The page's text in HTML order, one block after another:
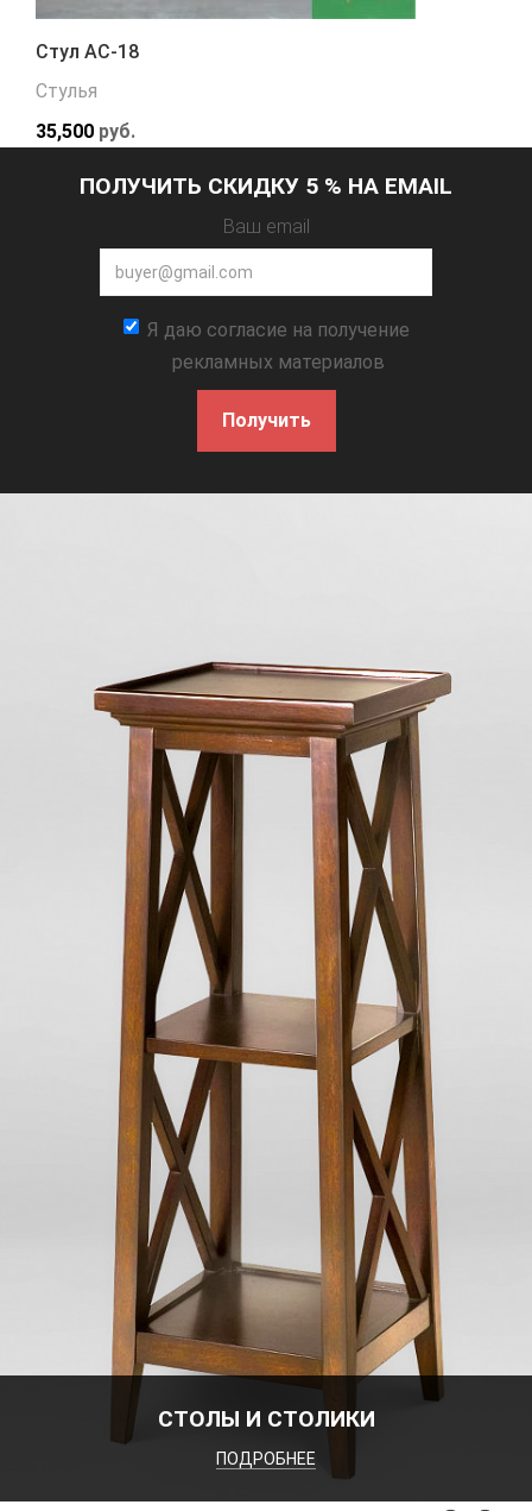
Стул АС-18
Стулья
35,500 руб.
ПОЛУЧИТЬ СКИДКУ 5 % НА EMAIL
Ваш email
Я даю согласие на получение
рекламных материалов
Получить
СТОЛЫ И СТОЛИКИ
ПОДРОБНЕЕ